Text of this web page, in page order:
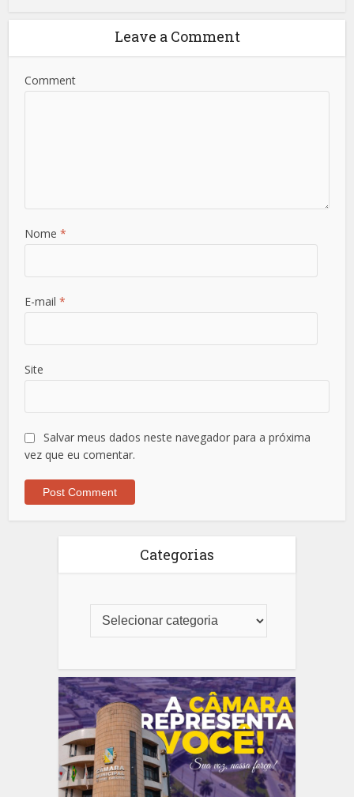
Leave a Comment
Comment
Nome*
E-mail*
Site
Salvar meus dados neste navegador para a próxima
vez que eu comentar.
Categorias